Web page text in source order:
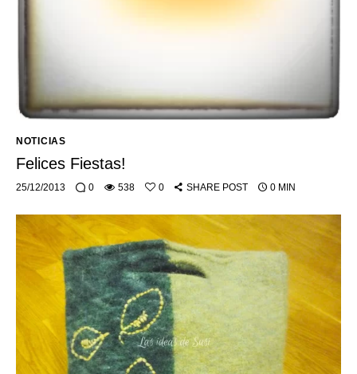
NOTICIAS
Felices Fiestas!
25/12/2013 0 538 0 SHARE POST 0 MIN